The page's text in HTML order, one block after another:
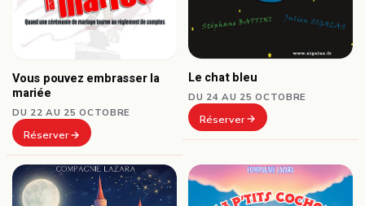
Vous pouvez embrasser la
mariée
DU 22 AU 25 OCTOBRE
Réserver
Le chat bleu
DU 24 AU 25 OCTOBRE
Réserver